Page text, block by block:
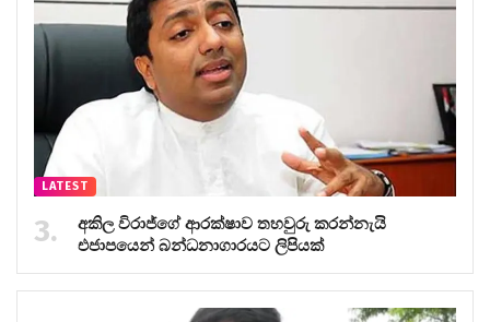
LATEST
අකිල විරාජ්ගේ ආරක්ෂාව තහවුරු කරන්නැයි
එජාපයෙන් බන්ධනාගාරයට ලිපියක්